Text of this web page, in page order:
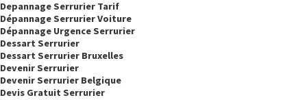
Depannage Serrurier Tarif
Dépannage Serrurier Voiture
Dépannage Urgence Serrurier
Dessart Serrurier
Dessart Serrurier Bruxelles
Devenir Serrurier
Devenir Serrurier Belgique
Devis Gratuit Serrurier